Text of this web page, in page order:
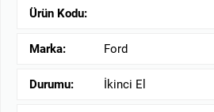
Ürün Kodu:
Marka: Ford
Durumu: İkinci El